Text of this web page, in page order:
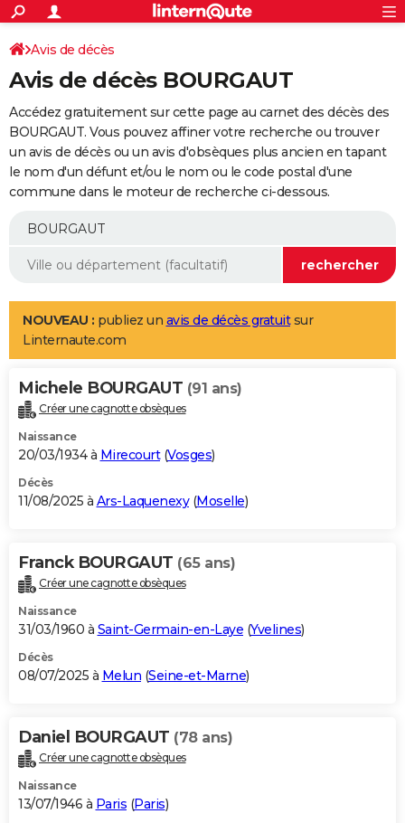
ACTUALITÉS
Politique
Société
Faits Divers
Education
Monde
Villes
+
SPORT
Coupe du monde 2026
Football
Tennis
Cyclisme
Rugby
Forum
Programme TV
TNT
Streaming
Cinéma
Sorties cinéma
Musique
+
FINANCE
Impôts
Immobilier
Risques naturels par ville
Banque
Assurance
Crédit
AUTO
Essais
Réserver un essai
Citadines
Berlines
SUV
Forum auto
+
Mobiles
Meilleur smartphone
Internet
Ordinateurs
Jeux vidéo
Guide high-tech
Aménagement intérieur
LIFESTYLE
Art de vivre
Bien-être
Loisirs
Mode
Modes de vie
Alimentation
Guide de la santé
Maladies
Médicaments
Sommeil
VOYAGE
Destinations
City break
Voyage nature
Voyage de noces
Forum
Climat
+PHOTO
GUIDES D'ACHAT
BONS PLANS
Carte de Noël
Carte Bonne année
Carte Saint-Valentin
Carte Pâques
Carte d'anniversaire
DICTIONNAIRE
Dictionnaire
Biographies
Citations
Expressions
Proverbes
PROGRAMME TV
S'inscrire
Se connecter
Lycées
Collèges
Primaires
Universités
Entreprises
Service militaire
Avis de recherche
AVIS DE DÉCÈS
Bricolage
Lifestyle
Culture
Sport
Auto
Television
Voyage
Cinema
Avis de décès
Avis de décès BOURGAUT
Accédez gratuitement sur cette page au carnet des décès des
BOURGAUT. Vous pouvez affiner votre recherche ou trouver
un avis de décès ou un avis d'obsèques plus ancien en tapant
le nom d'un défunt et/ou le nom ou le code postal d'une
commune dans le moteur de recherche ci-dessous.
NOUVEAU : publiez un avis de décès gratuitsur
Linternaute.com
Michele BOURGAUT (91 ans)
Créer une cagnotte obsèques
Naissance
20/03/1934 à Mirecourt(Vosges)
Décès
11/08/2025 à Ars-Laquenexy(Moselle)
Franck BOURGAUT (65 ans)
Créer une cagnotte obsèques
Naissance
31/03/1960 à Saint-Germain-en-Laye (Yvelines)
Décès
08/07/2025 à Melun (Seine-et-Marne)
Daniel BOURGAUT (78 ans)
Créer une cagnotte obsèques
Naissance
13/07/1946 à Paris (Paris)